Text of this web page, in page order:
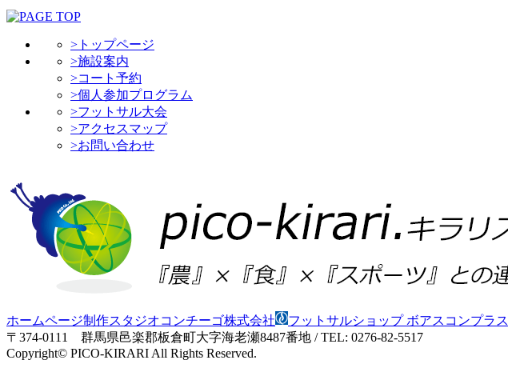
>トップページ
>施設案内
>コート予約
>個人参加プログラム
>フットサル大会
>アクセスマップ
>お問い合わせ
ホームページ制作スタジオコンチーゴ株式会社
フットサルショップ ボアスコンプラス
〒374-0111 群馬県邑楽郡板倉町大字海老瀬8487番地 / TEL: 0276-82-5517
Copyright© PICO-KIRARI All Rights Reserved.